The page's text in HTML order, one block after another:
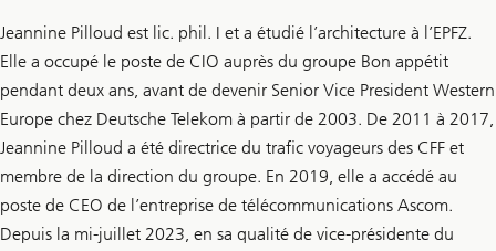
Jeannine Pilloud est lic. phil. I et a étudié l’architecture à l’EPFZ.
Elle a occupé le poste de CIO auprès du groupe Bon appétit
pendant deux ans, avant de devenir Senior Vice President Western
Europe chez Deutsche Telekom à partir de 2003. De 2011 à 2017,
Jeannine Pilloud a été directrice du trafic voyageurs des CFF et
membre de la direction du groupe. En 2019, elle a accédé au
poste de CEO de l’entreprise de télécommunications Ascom.
Depuis la mi-juillet 2023, en sa qualité de vice-présidente du